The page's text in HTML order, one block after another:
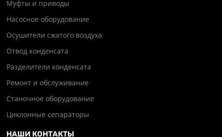
Муфты и приводы
Насосное оборудование
Осушители сжатого воздуха
Отвод конденсата
Разделители конденсата
Ремонт и обслуживание
Станочное оборудование
Циклонные сепараторы
НАШИ КОНТАКТЫ